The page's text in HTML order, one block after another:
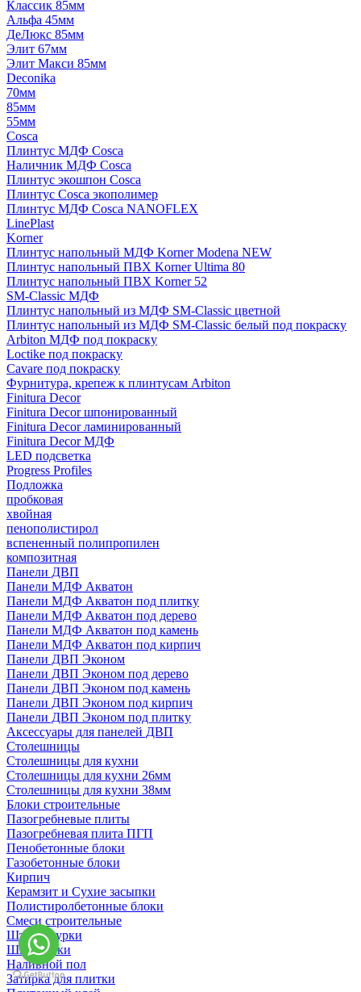
Классик 85мм
Альфа 45мм
ДеЛюкс 85мм
Элит 67мм
Элит Макси 85мм
Deconika
70мм
85мм
55мм
Cosca
Плинтус МДФ Cosca
Наличник МДФ Cosca
Плинтус экошпон Cosca
Плинтус Cosca экополимер
Плинтус МДФ Cosca NANOFLEX
LinePlast
Korner
Плинтус напольный МДФ Korner Modena NEW
Плинтус напольный ПВХ Korner Ultima 80
Плинтус напольный ПВХ Korner 52
SM-Classic МДФ
Плинтус напольный из МДФ SM-Classic цветной
Плинтус напольный из МДФ SM-Classic белый под покраску
Arbiton МДФ под покраску
Loctike под покраску
Cavare под покраску
Фурнитура, крепеж к плинтусам Arbiton
Finitura Decor
Finitura Decor шпонированный
Finitura Decor ламинированный
Finitura Decor МДФ
LED подсветка
Progress Profiles
Подложка
пробковая
хвойная
пенополистирол
вспененный полипропилен
композитная
Панели ДВП
Панели МДФ Акватон
Панели МДФ Акватон под плитку
Панели МДФ Акватон под дерево
Панели МДФ Акватон под камень
Панели МДФ Акватон под кирпич
Панели ДВП Эконом
Панели ДВП Эконом под дерево
Панели ДВП Эконом под камень
Панели ДВП Эконом под кирпич
Панели ДВП Эконом под плитку
Аксессуары для панелей ДВП
Столешницы
Столешницы для кухни
Столешницы для кухни 26мм
Столешницы для кухни 38мм
Блоки строительные
Пазогребневые плиты
Пазогребневая плита ПГП
Пенобетонные блоки
Газобетонные блоки
Кирпич
Керамзит и Сухие засыпки
Полистиролбетонные блоки
Смеси строительные
Штукартурки
Шпаклевки
Наливной пол
Затирка для плитки